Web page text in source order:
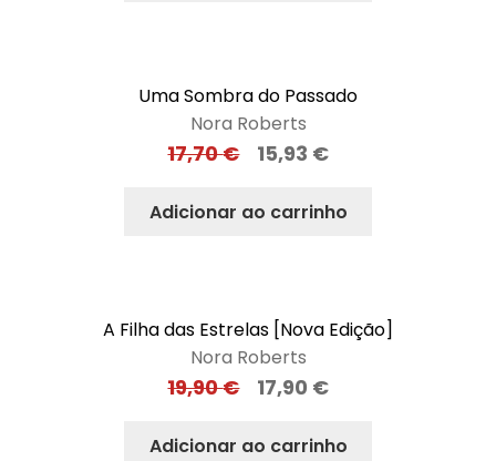
Uma Sombra do Passado
Nora Roberts
17,70€ 15,93 €
Adicionar ao carrinho
A Filha das Estrelas [Nova Edição]
Nora Roberts
19,90€ 17,90 €
Adicionar ao carrinho